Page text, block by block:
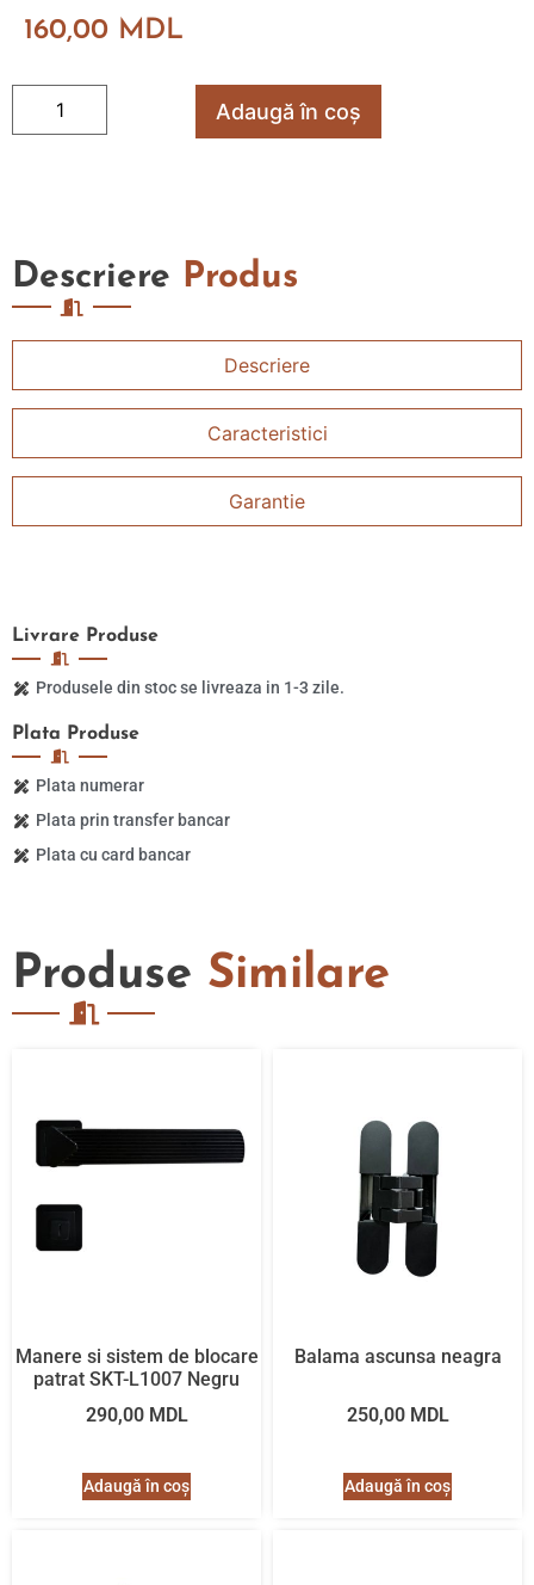
160,00 MDL
Adaugă în coș
Descriere Produs
Descriere
Caracteristici
Garantie
Plata Produse
Plata numerar
Plata prin transfer bancar
Plata cu card bancar
Livrare Produse
Produsele din stoc se livreaza in 1-3 zile.
Produse Similare
Manere si sistem de blocare
patrat SKT-L1007 Negru
290,00 MDL
Adaugă în coș
Balama ascunsa neagra
250,00 MDL
Adaugă în coș